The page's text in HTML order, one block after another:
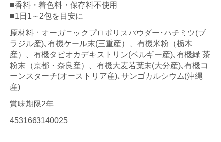
■香料・着色料・保存料不使用
■1日1～2包を目安に
原材料：オーガニックプロポリスパウダー･ハチミツ(ブ
ラジル産)､有機ケール末(三重産）、有機米粉（栃木
産）、有機タピオカデキストリン(ベルギー産)､有機緑 茶
粉末（京都・奈良産）、有機大麦若葉末(大分産)､有機コ
ーンスターチ(オーストリア産)､サンゴカルシウム(沖縄
産)
賞味期限2年
4531663140025